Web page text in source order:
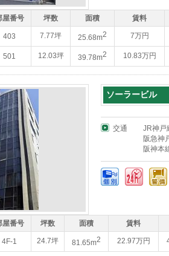
屋番号 坪数 面積 賃料
403 7.77坪 25.68m2 7万円
501 12.03坪 39.78m2 10.83万円
ソーラービル
交通
JR神戸
阪急神
阪神本
屋番号 坪数 面積 賃料
4F-1 24.7坪 81.65m2 22.97万円